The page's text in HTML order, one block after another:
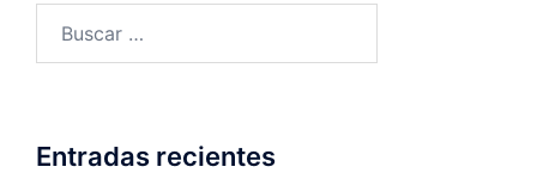
Entradas recientes